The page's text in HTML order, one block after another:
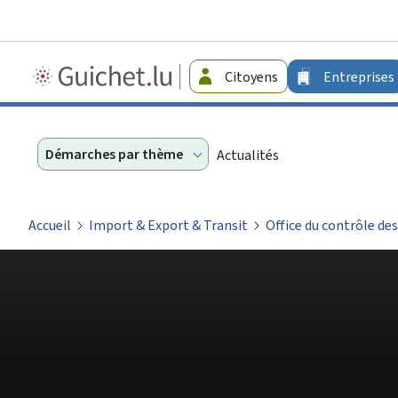
Guichet.lu
-
Citoyens Entreprises
Démarches par thème Actualités
Accueil Import & Export & Transit Office du contrôle